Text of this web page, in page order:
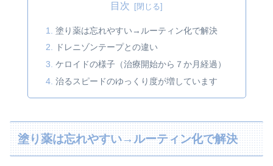
目次
塗り薬は忘れやすい→ルーティン化で解決
ドレニゾンテープとの違い
ケロイドの様子（治療開始から７か月経過）
治るスピードのゆっくり度が増しています
塗り薬は忘れやすい→ルーティン化で解決